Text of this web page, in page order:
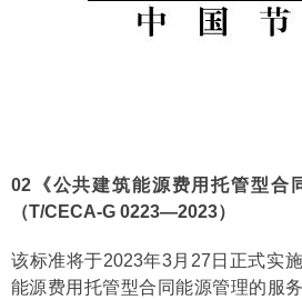
02《公共建筑能源费用托管型合
（T/CECA-G 0223—2023）
该标准将于2023年3月27日正式实
能源费用托管型合同能源管理的服